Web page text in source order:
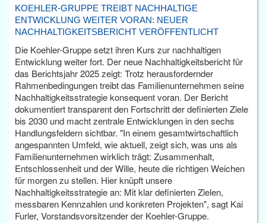
KOEHLER-GRUPPE TREIBT NACHHALTIGE
ENTWICKLUNG WEITER VORAN: NEUER
NACHHALTIGKEITSBERICHT VERÖFFENTLICHT
Die Koehler-Gruppe setzt ihren Kurs zur nachhaltigen
Entwicklung weiter fort. Der neue Nachhaltigkeitsbericht für
das Berichtsjahr 2025 zeigt: Trotz herausfordernder
Rahmenbedingungen treibt das Familienunternehmen seine
Nachhaltigkeitsstrategie konsequent voran. Der Bericht
dokumentiert transparent den Fortschritt der definierten Ziele
bis 2030 und macht zentrale Entwicklungen in den sechs
Handlungsfeldern sichtbar. "In einem gesamtwirtschaftlich
angespannten Umfeld, wie aktuell, zeigt sich, was uns als
Familienunternehmen wirklich trägt: Zusammenhalt,
Entschlossenheit und der Wille, heute die richtigen Weichen
für morgen zu stellen. Hier knüpft unsere
Nachhaltigkeitsstrategie an: Mit klar definierten Zielen,
messbaren Kennzahlen und konkreten Projekten", sagt Kai
Furler, Vorstandsvorsitzender der Koehler-Gruppe.